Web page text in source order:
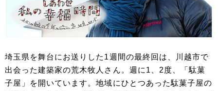
埼玉県を舞台にお送りした1週間の最終回は、川越市で
出会った建築家の荒木牧人さん。週に1、2度、「駄菓
子屋」を開いています。地域にひとつあった駄菓子屋の